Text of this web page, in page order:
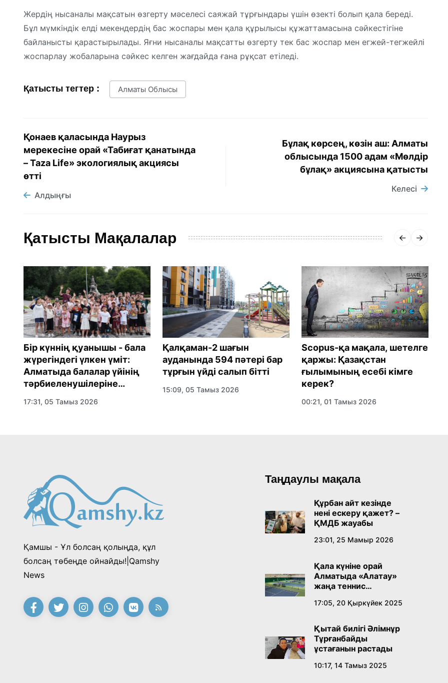
Жердің нысаналы мақсатын өзгерту мәселесі саяжай тұрғындары үшін өзекті болып қала береді.
Бұл мүмкіндік елді мекендердің бас жоспары мен қала құрылысы құжаттамасына сәйкестігіне
байланысты қарастырылады. Яғни нысаналы мақсатты өзгерту тек бас жоспар мен егжей-тегжейлі
жоспарлау жобаларына сәйкес келген жағдайда ғана рұқсат етіледі.
Қатысты тегтер : Алматы Облысы
Қонаев қаласында Наурыз
мерекесіне орай «Табиғат қанатында
– Taza Life» экологиялық акциясы
өтті
Алдыңғы
Бұлақ көрсең, көзін аш: Алматы
облысында 1500 адам «Мөлдір
бұлақ» акциясына қатысты
Келесі
Қатысты Мақалалар
Бір күннің қуанышы - бала
жүрегіндегі үлкен үміт:
Алматыда балалар үйінің
тәрбиеленушілеріне
ұйымдастырылды
17:31, 05 Тамыз 2026
Қалқаман-2 шағын
ауданында 594 пәтері бар
тұрғын үйді салып бітті
15:09, 05 Тамыз 2026
Scopus-қа мақала, шетелге
қаржы: Қазақстан
ғылымының есебі кімге
керек?
00:21, 01 Тамыз 2026
Қамшы - Ұл болсаң қолыңда, құл
болсаң төбеңде ойнайды!|Qamshy
News
Таңдаулы мақала
Құрбан айт кезінде
нені ескеру қажет? –
ҚМДБ жауабы
23:01, 25 Мамыр 2026
Қала күніне орай
Алматыда «Алатау»
жаңа теннис
17:05, 20 Қыркүйек 2025
Қытай билігі Әлімнұр
Тұрғанбайды
ұстағанын растады
10:17, 14 Тамыз 2025